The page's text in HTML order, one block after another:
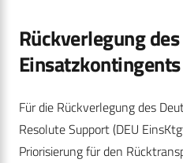
Rückverlegung
Für die Rückverlegung des
Resolute Support (DEU
Priorisierung für den